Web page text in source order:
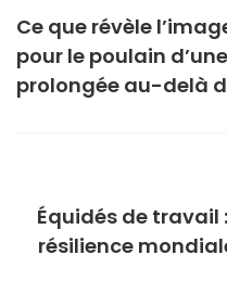
Ce que révèle
pour le poulain
prolongée au-delà
Équidés de travail
résilience